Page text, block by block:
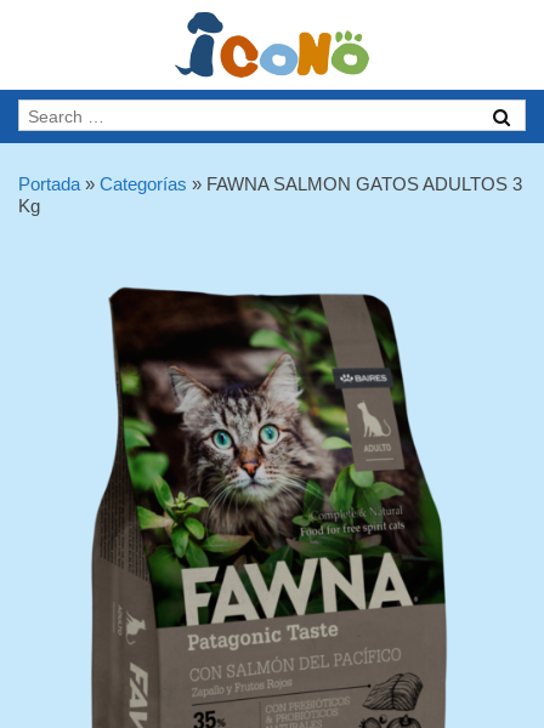
Portada » Categorías » FAWNA SALMON GATOS ADULTOS 3
Kg